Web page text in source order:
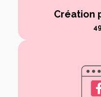
Création